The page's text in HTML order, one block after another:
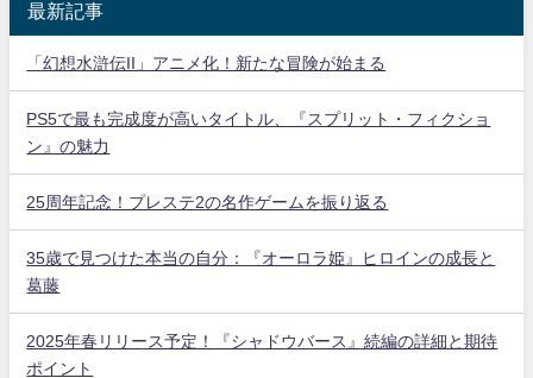
最新記事
「幻想水滸伝II」アニメ化！新たな冒険が始まる
PS5で最も完成度が高いタイトル、『スプリット・フィクショ
ン』の魅力
25周年記念！プレステ2の名作ゲームを振り返る
35歳で見つけた本当の自分：『オーロラ姫』ヒロインの成長と
葛藤
2025年春リリース予定！『シャドウバース』続編の詳細と期待
ポイント